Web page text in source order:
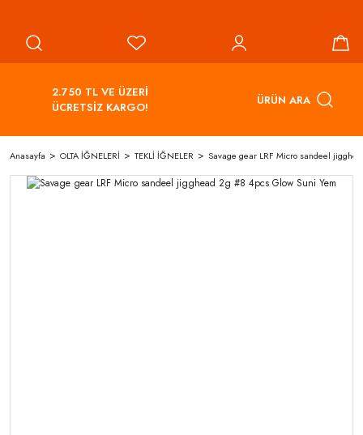
2.750 TL VE ÜZERİ
ÜCRETSİZ KARGO!
ÜRÜN ARA
Anasayfa OLTA İĞNELERİ TEKLİ İĞNELER Savage gear LRF Micro sandeel